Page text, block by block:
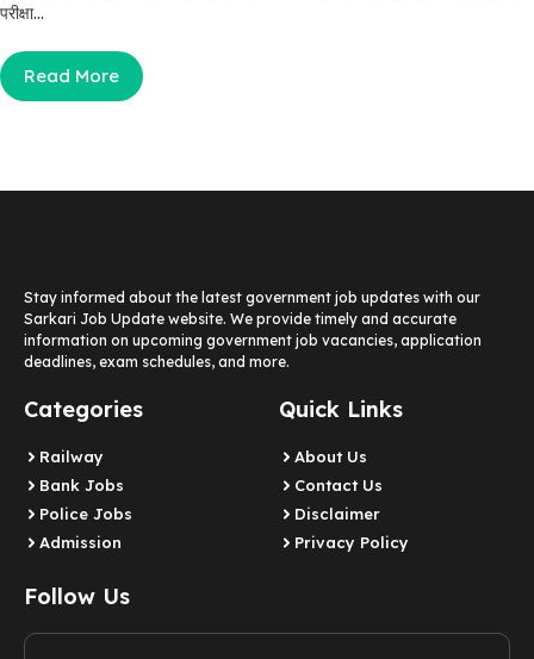
परीक्षा...
Read More
Stay informed about the latest government job updates with our
Sarkari Job Update website. We provide timely and accurate
information on upcoming government job vacancies, application
deadlines, exam schedules, and more.
Categories
Railway
Bank Jobs
Police Jobs
Admission
Quick Links
About Us
Contact Us
Disclaimer
Privacy Policy
Follow Us